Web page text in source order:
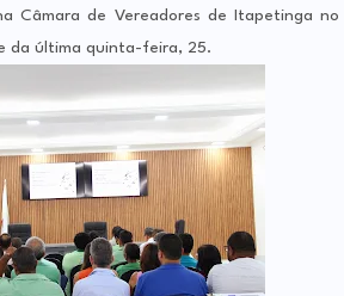
Câmara de Vereadores de Itapetinga
da última quinta-feira, 25.